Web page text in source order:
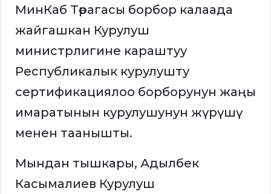
МинКаб Төрагасы борбор калаада
жайгашкан Курулуш
министрлигине караштуу
Республикалык курулушту
сертификациялоо борборунун жаңы
имаратынын курулушунун жүрүшү
менен таанышты.
Мындан тышкары, Адылбек
Касымалиев Курулуш